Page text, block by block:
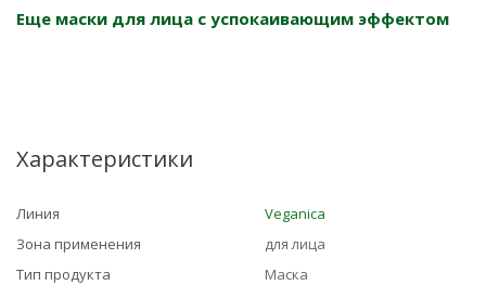
Еще маски для лица с успокаивающим эффектом
Характеристики
Линия
Veganica
Зона применения
для лица
Тип продукта
Маска